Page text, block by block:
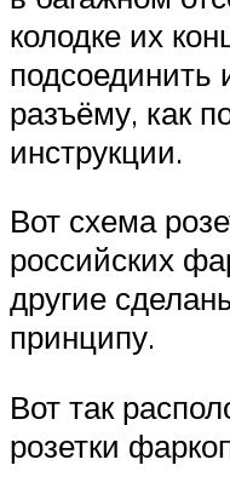
колодке их
подсоединить
разъёму, как
инструкции.
Вот схема
российских
другие
принципу.
Вот так
розетки